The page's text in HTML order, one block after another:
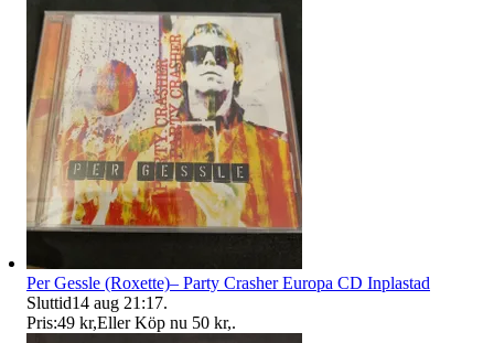
Per Gessle (Roxette)– Party Crasher Europa CD Inplastad
Sluttid14 aug 21:17.
Pris:49 kr,Eller Köp nu 50 kr,.